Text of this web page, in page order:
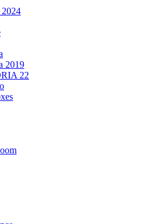
2024
2019
22